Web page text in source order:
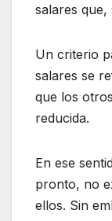
salares que,
Un criterio
salares se
que los
reducida.
En ese
pronto, no
ellos. Sin